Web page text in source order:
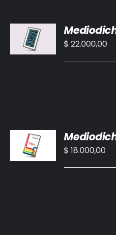
AL
CARRITO
/
$ 22.000,00
AL
CARRITO
/
$ 18.000,00